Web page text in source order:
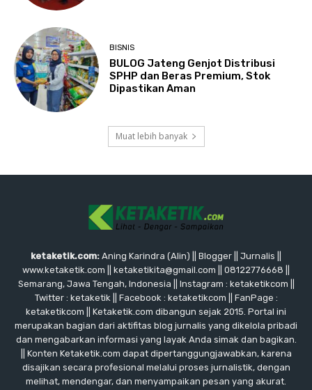
BISNIS
BULOG Jateng Genjot Distribusi
SPHP dan Beras Premium, Stok
Dipastikan Aman
Muat lebih banyak
ketaketik.com: Aning Karindra (Alin) || Blogger || Jurnalis ||
www.ketaketik.com || ketaketikita@gmail.com || 08122776668 ||
Semarang, Jawa Tengah, Indonesia || Instagram : ketaketikcom ||
Twitter : ketaketik || Facebook : ketaketikcom || FanPage :
ketaketikcom || Ketaketik.com dibangun sejak 2015. Portal ini
merupakan bagian dari aktifitas blog jurnalis yang dikelola pribadi
dan mengabarkan informasi yang layak Anda simak dan bagikan.
|| Konten Ketaketik.com dapat dipertanggungjawabkan, karena
disajikan secara profesional melalui proses jurnalistik, dengan
melihat, mendengar, dan menyampaikan pesan yang akurat.